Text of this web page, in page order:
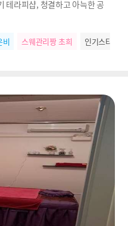
테라피샵, 청결하고 아늑한 공
비 스웨관리짱 초희 인기스타 미소